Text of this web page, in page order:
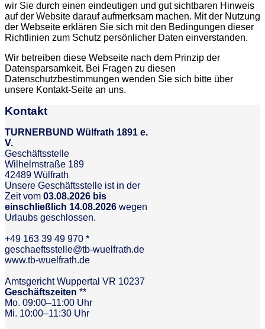
wir Sie durch einen eindeutigen und gut sichtbaren Hinweis
auf der Website darauf aufmerksam machen. Mit der Nutzung
der Webseite erklären Sie sich mit den Bedingungen dieser
Richtlinien zum Schutz persönlicher Daten einverstanden.
Wir betreiben diese Webseite nach dem Prinzip der
Datensparsamkeit. Bei Fragen zu diesen
Datenschutzbestimmungen wenden Sie sich bitte über
unsere Kontakt-Seite an uns.
Kontakt
TURNERBUND Wülfrath 1891 e.
V.
Geschäftsstelle
Wilhelmstraße 189
42489 Wülfrath
Unsere Geschäftsstelle ist in der
Zeit vom 03.08.2026 bis
einschließlich 14.08.2026 wegen
Urlaubs geschlossen.
+49 163 39 49 970 *
geschaeftsstelle@tb-wuelfrath.de
www.tb-wuelfrath.de
Amtsgericht Wuppertal VR 10237
Geschäftszeiten **
Mo. 09:00–11:00 Uhr
Mi. 10:00–11:30 Uhr